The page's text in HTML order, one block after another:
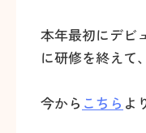
本年最初にデビ
に研修を終えて
今から こちら よ